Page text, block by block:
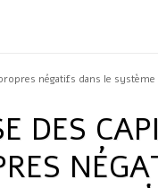
négatifs dans le système
DES